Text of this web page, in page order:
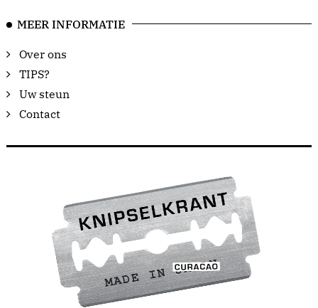
MEER INFORMATIE
Over ons
TIPS?
Uw steun
Contact